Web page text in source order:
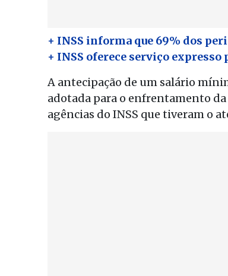
+ INSS informa que 69% dos
+ INSS oferece serviço
A antecipação de um salário
adotada para o enfrentamento
agências do INSS que tiveram o